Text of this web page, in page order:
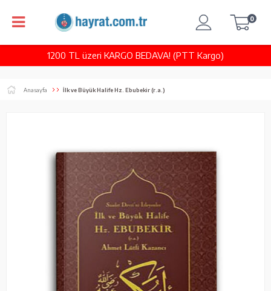
1200 TL üzeri KARGO BEDAVA! (PTT Kargo)
0
Anasayfa İlk ve Büyük Halife Hz. Ebubekir (r.a.)